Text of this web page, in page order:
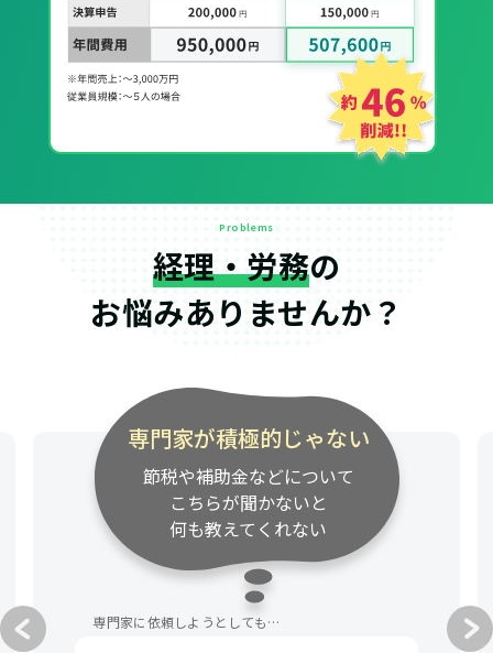
Problems
経理・労務の
お悩みありませんか？
専門家が積極的じゃない
節税や補助金などについて
こちらが聞かないと
何も教えてくれない
専門家に依頼しようとしても…